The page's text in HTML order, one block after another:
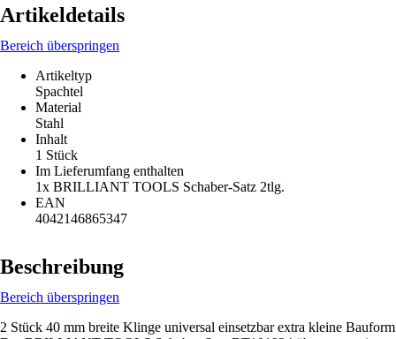
Artikeldetails
Bereich überspringen
Artikeltyp
Spachtel
Material
Stahl
Inhalt
1 Stück
Im Lieferumfang enthalten
1x BRILLIANT TOOLS Schaber-Satz 2tlg.
EAN
4042146865347
Beschreibung
Bereich überspringen
2 Stück 40 mm breite Klinge universal einsetzbar extra kleine Bauform